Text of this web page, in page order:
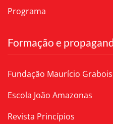
Programa
Formação e
Fundação Maurício Grabois
Escola João Amazonas
Revista Princípios